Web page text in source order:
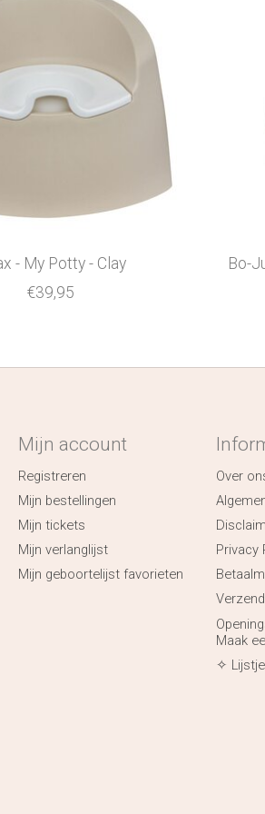
- My Potty - Clay
€39,95
Bo-
Mijn account
Registreren
Mijn bestellingen
Mijn tickets
Mijn verlanglijst
Mijn geboortelijst favorieten
Over
Privacy
Maak
✧